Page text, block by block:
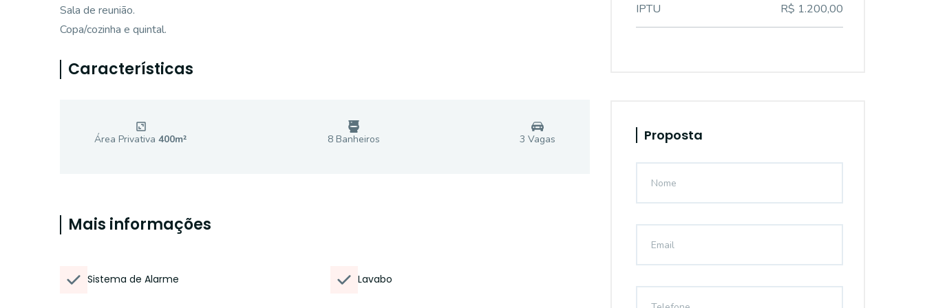
Sala de reunião.
Copa/cozinha e quintal.
Características
Área Privativa 400m² 8Banheiros 3 Vagas
Mais informações
Sistema de Alarme Lavabo
IPTU R$ 1.200,00
Proposta